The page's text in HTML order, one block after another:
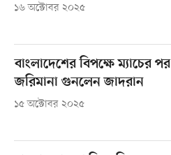
১৬ অক্টোবর ২০২৫
বাংলাদেশের বিপক্ষে ম্যাচের পর
জরিমানা গুনলেন জাদরান
১৫ অক্টোবর ২০২৫